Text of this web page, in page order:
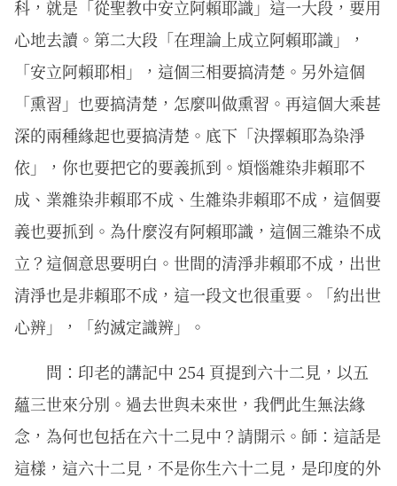
科，就是「從聖教中安立阿賴耶識」這一大段，要用
心地去讀。第二大段「在理論上成立阿賴耶識」，
「安立阿賴耶相」，這個三相要搞清楚。另外這個
「熏習」也要搞清楚，怎麼叫做熏習。再這個大乘甚
深的兩種緣起也要搞清楚。底下「決擇賴耶為染淨
依」，你也要把它的要義抓到。煩惱雜染非賴耶不
成、業雜染非賴耶不成、生雜染非賴耶不成，這個要
義也要抓到。為什麼沒有阿賴耶識，這個三雜染不成
立？這個意思要明白。世間的清淨非賴耶不成，出世
清淨也是非賴耶不成，這一段文也很重要。「約出世
心辨」，「約滅定識辨」。
問：印老的講記中 254 頁提到六十二見，以五
蘊三世來分別。過去世與未來世，我們此生無法緣
念，為何也包括在六十二見中？請開示。師：這話是
這樣，這六十二見，不是你生六十二見，是印度的外